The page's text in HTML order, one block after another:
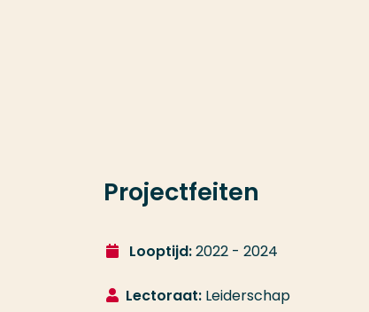
Projectfeiten
Looptijd:2022 - 2024
Lectoraat: Leiderschap